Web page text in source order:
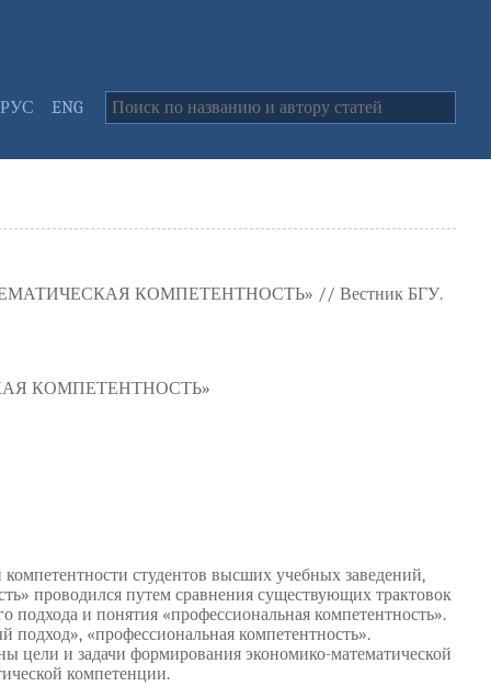
РУС ENG
КОМПЕТЕНТНОСТЬ» // Вестник БГУ.
КОМПЕТЕНТНОСТЬ»
студентов высших учебных заведений,
проводился путем сравнения существующих трактовок
и понятия «профессиональная компетентность».
подход», «профессиональная компетентность».
цели и задачи формирования экономико-математической
компетенции.